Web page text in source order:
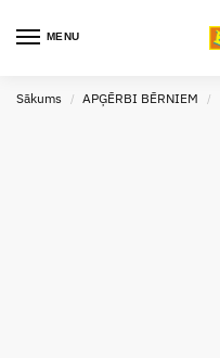
MENU
Sākums / APĢĒRBI BĒRNIEM /